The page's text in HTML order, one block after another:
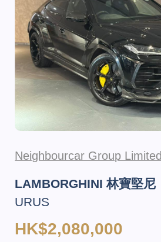
Neighbourcar Group Limited
LAMBORGHINI 林寶堅尼
URUS
HK$2,080,000